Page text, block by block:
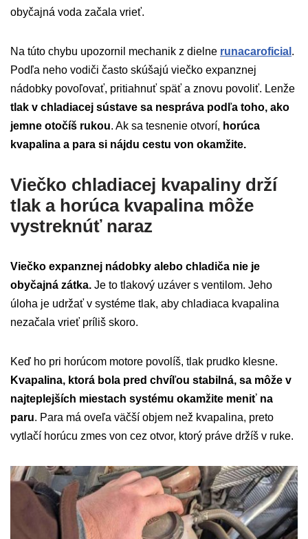
obyčajná voda začala vrieť.
Na túto chybu upozornil mechanik z dielne runacaroficial .
Podľa neho vodiči často skúšajú viečko expanznej
nádobky povoľovať, pritiahnuť späť a znovu povoliť. Lenže
tlak v chladiacej sústave sa nespráva podľa toho, ako
jemne otočíš rukou. Ak sa tesnenie otvorí, horúca
kvapalina a para si nájdu cestu von okamžite.
Viečko chladiacej kvapaliny drží
tlak a horúca kvapalina môže
vystreknúť naraz
Viečko expanznej nádobky alebo chladiča nie je
obyčajná zátka. Je to tlakový uzáver s ventilom. Jeho
úloha je udržať v systéme tlak, aby chladiaca kvapalina
nezačala vrieť príliš skoro.
Keď ho pri horúcom motore povolíš, tlak prudko klesne.
Kvapalina, ktorá bola pred chvíľou stabilná, sa môže v
najteplejších miestach systému okamžite meniť na
paru. Para má oveľa väčší objem než kvapalina, preto
vytlačí horúcu zmes von cez otvor, ktorý práve držíš v ruke.